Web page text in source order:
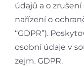
údajů a o
nařízení o
“GDPR”).
osobní údaje v
zejm. GDPR.